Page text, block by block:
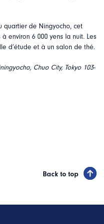
quartier de Ningyocho, cet
environ 6 000 yens la nuit. Les
d’étude et à un salon de thé.
Chuo City, Tokyo 103-
Back to top